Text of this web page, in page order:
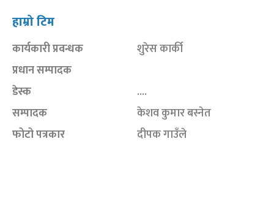
हाम्रो टिम
कार्यकारी प्रवन्धक
शुरेस कार्की
प्रधान सम्पादक
डेस्क
....
सम्पादक
केशव कुमार बस्नेत
फोटो पत्रकार
दीपक गाउँले